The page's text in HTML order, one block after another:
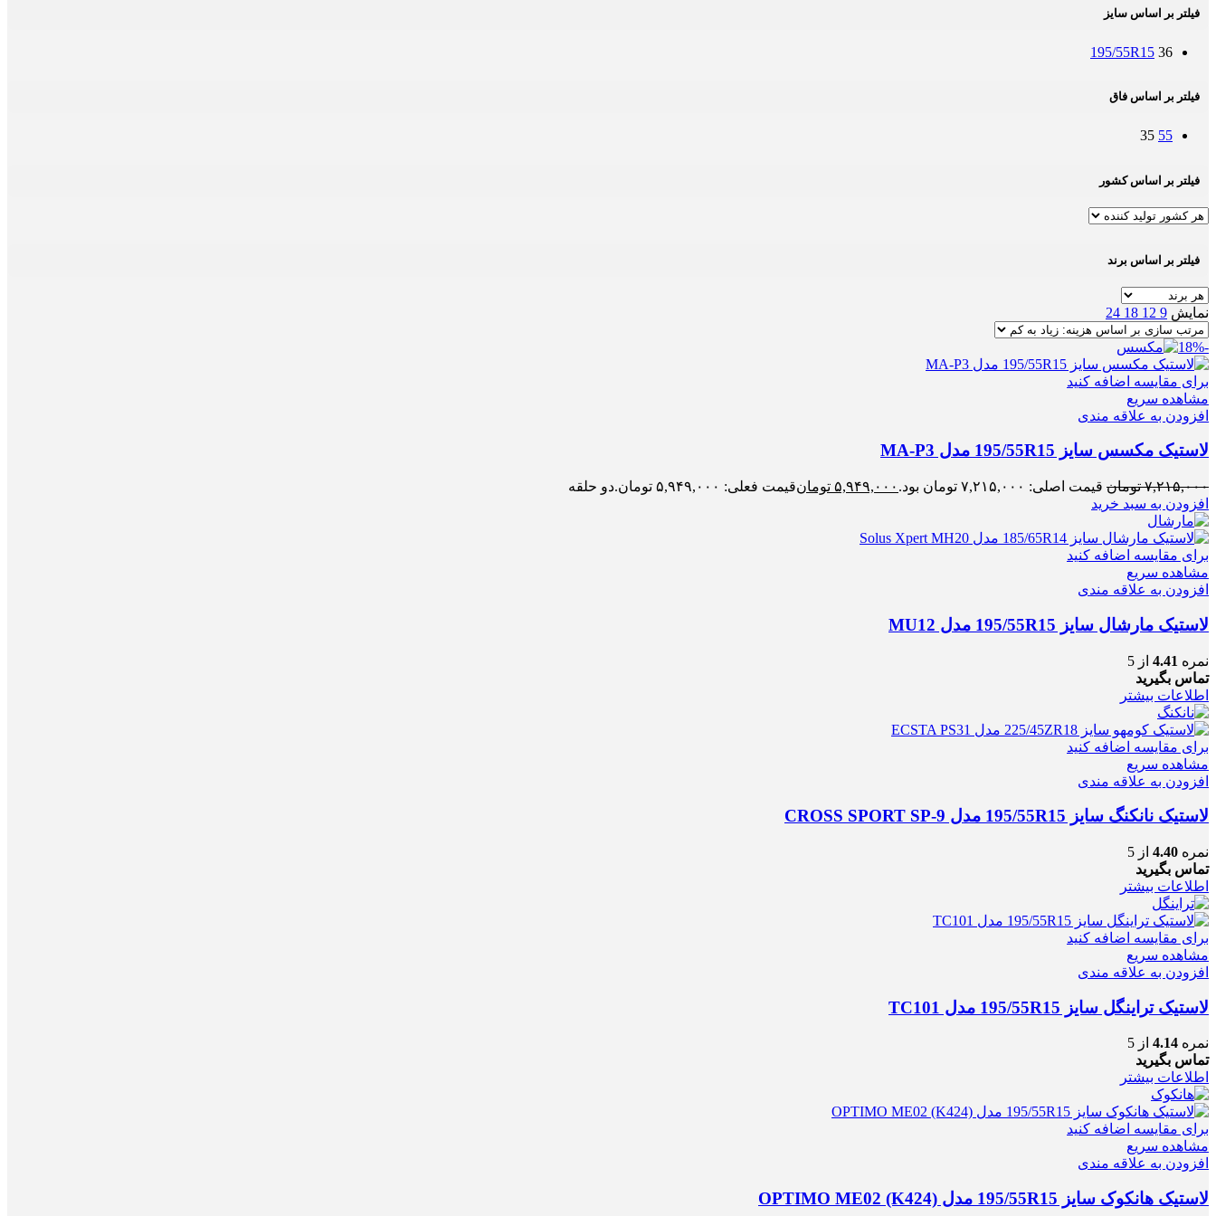
فیلتر بر اساس سایز
195/55R15 36
فیلتر بر اساس فاق
55
35
فیلتر بر اساس کشور
فیلتر بر اساس برند
نمایش 9
12
18
24
-18%
برای مقایسه اضافه کنید
مشاهده سریع
افزودن به علاقه مندی
لاستیک مکسس سایز 195/55R15 مدل MA-P3
۷,۲۱۵,۰۰۰ تومان قیمت اصلی: ۷,۲۱۵,۰۰۰ تومان بود. ۵,۹۴۹,۰۰۰ تومانقیمت فعلی: ۵,۹۴۹,۰۰۰ تومان.
دو حلقه
افزودن به سبد خرید
برای مقایسه اضافه کنید
مشاهده سریع
افزودن به علاقه مندی
لاستیک مارشال سایز 195/55R15 مدل MU12
نمره 4.41 از 5
تماس بگیرید
اطلاعات بیشتر
برای مقایسه اضافه کنید
مشاهده سریع
افزودن به علاقه مندی
لاستیک نانکنگ سایز 195/55R15 مدل CROSS SPORT SP-9
نمره 4.40 از 5
تماس بگیرید
اطلاعات بیشتر
برای مقایسه اضافه کنید
مشاهده سریع
افزودن به علاقه مندی
لاستیک تراینگل سایز 195/55R15 مدل TC101
نمره 4.14 از 5
تماس بگیرید
اطلاعات بیشتر
برای مقایسه اضافه کنید
مشاهده سریع
افزودن به علاقه مندی
لاستیک هانکوک سایز 195/55R15 مدل OPTIMO ME02 (K424)